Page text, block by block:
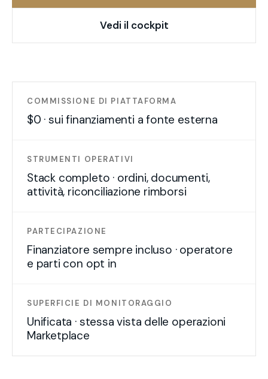
Vedi il cockpit
COMMISSIONE DI PIATTAFORMA
$0 · sui finanziamenti a fonte esterna
STRUMENTI OPERATIVI
Stack completo · ordini, documenti,
attività, riconciliazione rimborsi
PARTECIPAZIONE
Finanziatore sempre incluso · operatore
e parti con opt in
SUPERFICIE DI MONITORAGGIO
Unificata · stessa vista delle operazioni
Marketplace